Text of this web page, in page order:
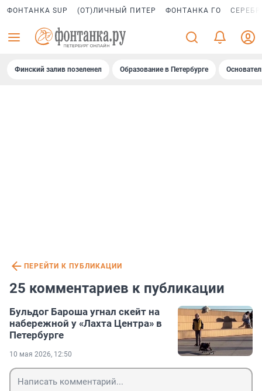
ФОНТАНКА SUP (ОТ)ЛИЧНЫЙ ПИТЕР ФОНТАНКА ГО
Финский залив позеленел Образование в Петербурге
ПЕРЕЙТИ К ПУБЛИКАЦИИ
25 комментариев к публикации
Бульдог Бароша угнал скейт на
набережной у «Лахта Центра» в
Петербурге
10 мая 2026, 12:50